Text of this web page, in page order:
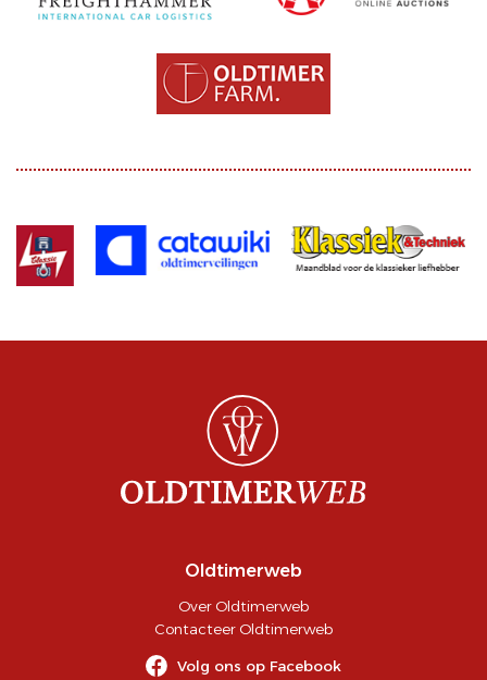
Oldtimerweb
Over Oldtimerweb
Contacteer Oldtimerweb
Volg ons op Facebook